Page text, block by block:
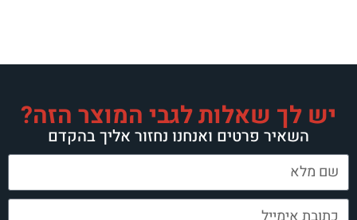
יש לך שאלות לגבי המוצר הזה?
השאיר פרטים ואנחנו נחזור אליך בהקדם